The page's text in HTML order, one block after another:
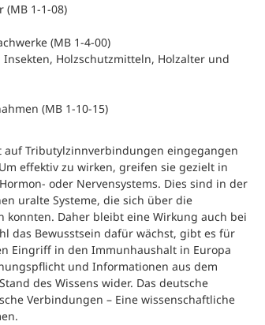
1-1-08)
(MB 1-4-00)
Holzschutzmitteln, Holzalter und
(MB 1-10-15)
Tributylzinnverbindungen eingegangen
effektiv zu wirken, greifen sie gezielt in
oder Nervensystems. Dies sind in der
uralte Systeme, die sich über die
Daher bleibt eine Wirkung auch bei
das Bewusstsein dafür wächst, gibt es für
Eingriff in den Immunhaushalt in Europa
und Informationen aus dem
des Wissens wider. Das deutsche
Verbindungen – Eine wissenschaftliche